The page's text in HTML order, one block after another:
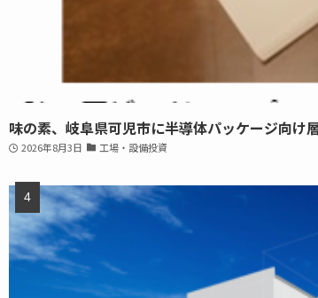
味の素、岐阜県可児市に半導体パッケージ向け
2026年8月3日 工場・設備投資